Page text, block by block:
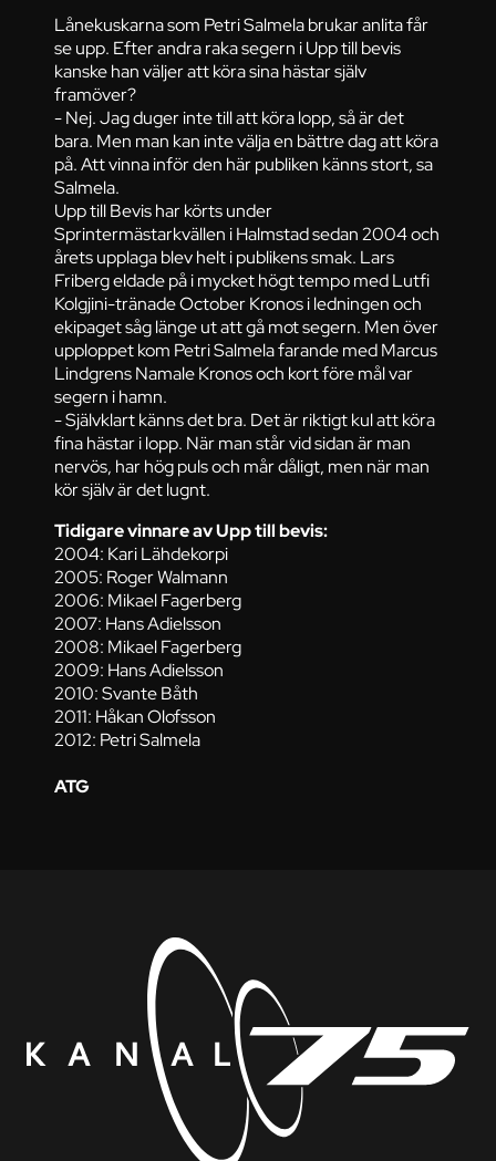
Lånekuskarna som Petri Salmela brukar anlita får
se upp. Efter andra raka segern i Upp till bevis
kanske han väljer att köra sina hästar själv
framöver?
- Nej. Jag duger inte till att köra lopp, så är det
bara. Men man kan inte välja en bättre dag att köra
på. Att vinna inför den här publiken känns stort, sa
Salmela.
Upp till Bevis har körts under
Sprintermästarkvällen i Halmstad sedan 2004 och
årets upplaga blev helt i publikens smak. Lars
Friberg eldade på i mycket högt tempo med Lutfi
Kolgjini-tränade October Kronos i ledningen och
ekipaget såg länge ut att gå mot segern. Men över
upploppet kom Petri Salmela farande med Marcus
Lindgrens Namale Kronos och kort före mål var
segern i hamn.
- Självklart känns det bra. Det är riktigt kul att köra
fina hästar i lopp. När man står vid sidan är man
nervös, har hög puls och mår dåligt, men när man
kör själv är det lugnt.
Tidigare vinnare av Upp till bevis:
2004: Kari Lähdekorpi
2005: Roger Walmann
2006: Mikael Fagerberg
2007: Hans Adielsson
2008: Mikael Fagerberg
2009: Hans Adielsson
2010: Svante Båth
2011: Håkan Olofsson
2012: Petri Salmela
ATG